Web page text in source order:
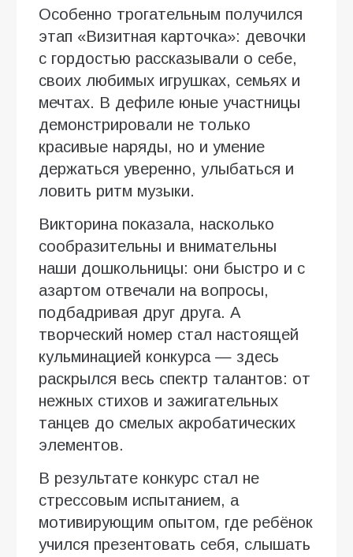
Особенно трогательным получился
этап «Визитная карточка»: девочки
с гордостью рассказывали о себе,
своих любимых игрушках, семьях и
мечтах. В дефиле юные участницы
демонстрировали не только
красивые наряды, но и умение
держаться уверенно, улыбаться и
ловить ритм музыки.
Викторина показала, насколько
сообразительны и внимательны
наши дошкольницы: они быстро и с
азартом отвечали на вопросы,
подбадривая друг друга. А
творческий номер стал настоящей
кульминацией конкурса — здесь
раскрылся весь спектр талантов: от
нежных стихов и зажигательных
танцев до смелых акробатических
элементов.
В результате конкурс стал не
стрессовым испытанием, а
мотивирующим опытом, где ребёнок
учился презентовать себя, слышать